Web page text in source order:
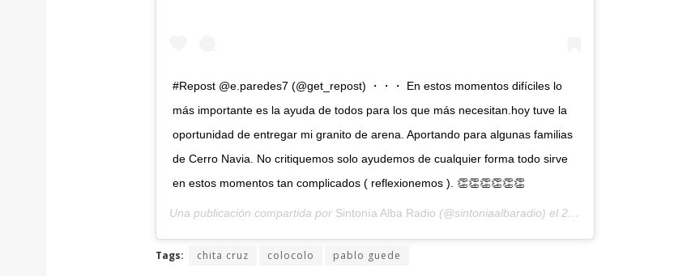
#Repost @e.paredes7 (@get_repost) ・・・ En estos momentos difíciles lo
más importante es la ayuda de todos para los que más necesitan.hoy tuve la
oportunidad de entregar mi granito de arena. Aportando para algunas familias
de Cerro Navia. No critiquemos solo ayudemos de cualquier forma todo sirve
en estos momentos tan complicados ( reflexionemos ). 👏👏👏👏👏👏
Una publicación compartida por Sintonía Alba Radio (@sintoniaalbaradio) el 24 de May de 2020 a las 2:18 PDT
Tags: chita cruz colocolo pablo guede